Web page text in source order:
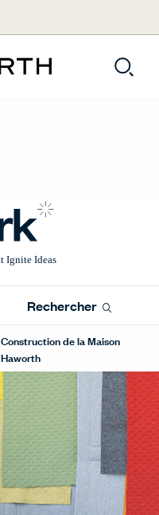
Rechercher
Construction de la Maison
Haworth